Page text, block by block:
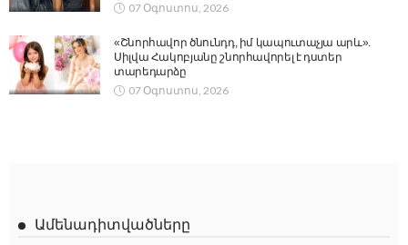
07 Օգոստոս, 2026
«Շնորհավոր ծնունդդ, իմ կապուտաչյա արև».
Սիլվա Հակոբյանը շնորհավորել է դստեր
տարեդարձը
07 Օգոստոս, 2026
Ամենադիտվածները